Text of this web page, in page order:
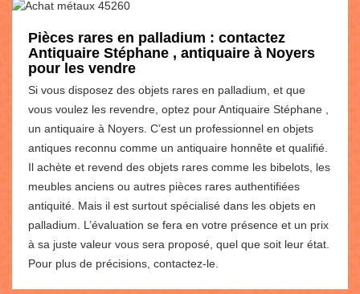
Pièces rares en palladium : contactez
Antiquaire Stéphane , antiquaire à Noyers
pour les vendre
Si vous disposez des objets rares en palladium, et que
vous voulez les revendre, optez pour Antiquaire Stéphane ,
un antiquaire à Noyers. C’est un professionnel en objets
antiques reconnu comme un antiquaire honnête et qualifié.
Il achète et revend des objets rares comme les bibelots, les
meubles anciens ou autres pièces rares authentifiées
antiquité. Mais il est surtout spécialisé dans les objets en
palladium. L’évaluation se fera en votre présence et un prix
à sa juste valeur vous sera proposé, quel que soit leur état.
Pour plus de précisions, contactez-le.